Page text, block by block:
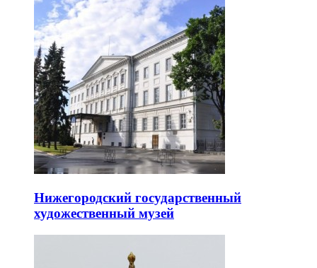
Нижегородский государственный
художественный музей